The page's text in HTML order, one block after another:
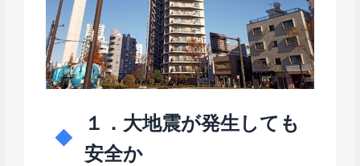
１．大地震が発生しても
安全か